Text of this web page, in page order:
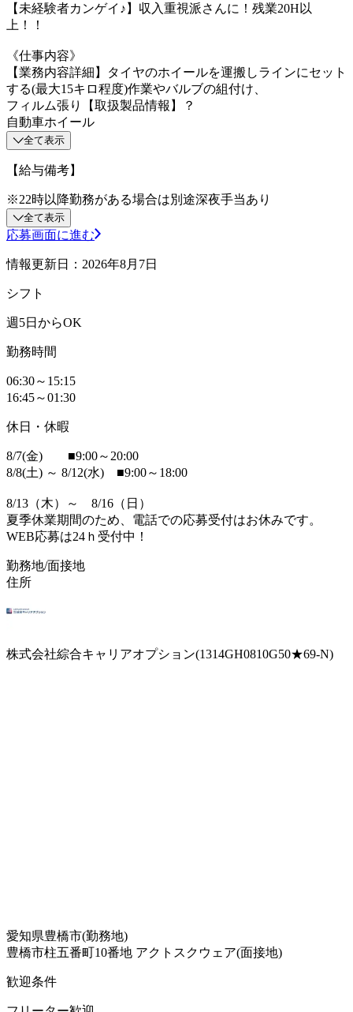
【未経験者カンゲイ♪】収入重視派さんに！残業20H以
上！！
《仕事内容》
【業務内容詳細】タイヤのホイールを運搬しラインにセット
する(最大15キロ程度)作業やバルブの組付け、
フィルム張り【取扱製品情報】？
自動車ホイール
全て表示
【給与備考】
※22時以降勤務がある場合は別途深夜手当あり
全て表示
応募画面に進む
情報更新日：2026年8月7日
シフト
週5日からOK
勤務時間
06:30～15:15
16:45～01:30
休日・休暇
8/7(金) ■9:00～20:00
8/8(土) ～ 8/12(水) ■9:00～18:00
8/13（木）～ 8/16（日）
夏季休業期間のため、電話での応募受付はお休みです。
WEB応募は24ｈ受付中！
勤務地/面接地
住所
株式会社綜合キャリアオプション(1314GH0810G50★69-N)
愛知県豊橋市(勤務地)
豊橋市柱五番町10番地 アクトスクウェア(面接地)
歓迎条件